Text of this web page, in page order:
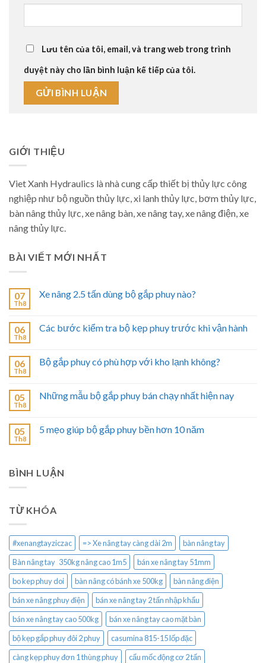
Lưu tên của tôi, email, và trang web trong trình
duyệt này cho lần bình luận kế tiếp của tôi.
GIỚI THIỆU
Viet Xanh Hydraulics là nhà cung cấp thiết bị thủy lực công
nghiệp như bộ nguồn thủy lực, xi lanh thủy lực, bơm thủy lực,
bàn nâng thủy lực, xe nâng bàn, xe nâng tay, xe nâng điện, xe
nâng thủy lực.
BÀI VIẾT MỚI NHẤT
07
Th8
Xe nâng 2.5 tấn dùng bộ gắp phuy nào?
06
Th8
Các bước kiểm tra bộ kẹp phuy trước khi vận hành
06
Th8
Bộ gắp phuy có phù hợp với kho lạnh không?
05
Th8
Những mẫu bộ gắp phuy bán chạy nhất hiện nay
05
Th8
5 mẹo giúp bộ gắp phuy bền hơn 10 năm
BÌNH LUẬN
TỪ KHÓA
#xenangtayziczac => Xe nâng tay càng dài 2m
bàn nâng tay
Bàn nâng tay 350kg nâng cao 1m5
bán xe nâng tay 51mm
bo kep phuy doi
bàn nâng có bánh xe 500kg
bàn nâng điện
bán xe nâng phuy điện
bán xe nâng tay 2 tấn nhập khẩu
bán xe nâng tay cao 500kg
bán xe nâng tay cao mặt bàn
bộ kẹp gắp phuy đôi 2 phuy
casumina 815-15 lốp đặc
càng kẹp phuy đơn 1 thùng phuy
cẩu mốc động cơ 2 tấn